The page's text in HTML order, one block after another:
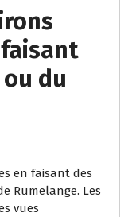
du
en faisant des
Rumelange. Les
vues